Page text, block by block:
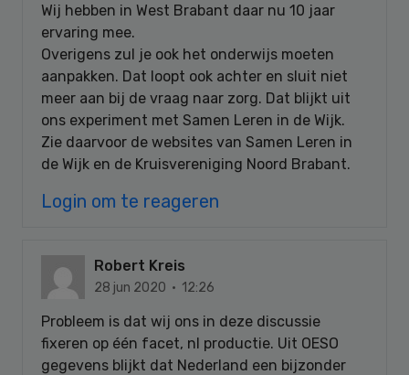
Wij hebben in West Brabant daar nu 10 jaar
ervaring mee.
Overigens zul je ook het onderwijs moeten
aanpakken. Dat loopt ook achter en sluit niet
meer aan bij de vraag naar zorg. Dat blijkt uit
ons experiment met Samen Leren in de Wijk.
Zie daarvoor de websites van Samen Leren in
de Wijk en de Kruisvereniging Noord Brabant.
Login om te reageren
Robert Kreis
28 jun 2020 · 12:26
Probleem is dat wij ons in deze discussie
fixeren op één facet, nl productie. Uit OESO
gegevens blijkt dat Nederland een bijzonder